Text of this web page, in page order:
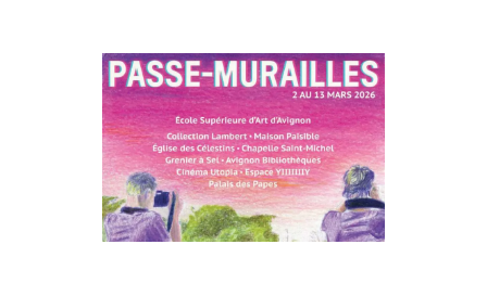
LES JARDINS
PONTIFICAUX
LES COULISSES DU
PALAIS
AGENDA